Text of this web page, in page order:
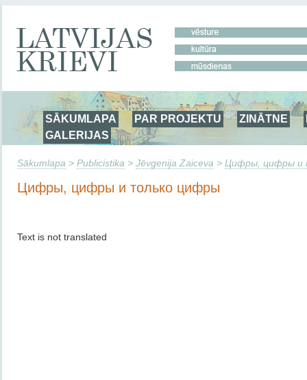
SĀKUMLAPA PAR PROJEKTU ZINĀTNE
GALERIJAS
Sākumlapa > Publicistika > Jēvgenija Zaiceva > Цифры, цифры и
Цифры, цифры и только цифры
Text is not translated